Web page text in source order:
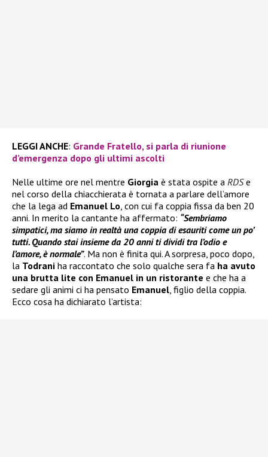
LEGGI ANCHE: Grande Fratello, si parla di riunione
d’emergenza dopo gli ultimi ascolti
Nelle ultime ore nel mentre Giorgia è stata ospite a RDSe
nel corso della chiacchierata è tornata a parlare dell’amore
che la lega ad Emanuel Lo, con cui fa coppia fissa da ben 20
anni. In merito la cantante ha affermato: “Sembriamo
simpatici, ma siamo in realtà una coppia di esauriti come un po’
tutti. Quando stai insieme da 20 anni ti dividi tra l’odio e
l’amore, è normale”. Ma non è finita qui. A sorpresa, poco dopo,
la Todrani ha raccontato che solo qualche sera fa ha avuto
una brutta lite con Emanuel in un ristorante e che ha a
sedare gli animi ci ha pensato Emanuel, figlio della coppia.
Ecco cosa ha dichiarato l’artista: